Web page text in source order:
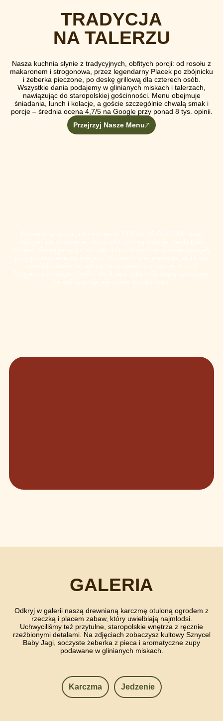
TRADYCJA
NA TALERZU
Nasza kuchnia słynie z tradycyjnych, obfitych porcji: od rosołu z
makaronem i strogonowa, przez legendarny Placek po zbójnicku
i żeberka pieczone, po deskę grillową dla czterech osób.
Wszystkie dania podajemy w glinianych miskach i talerzach,
nawiązując do staropolskiej gościnności. Menu obejmuje
śniadania, lunch i kolacje, a goście szczególnie chwalą smak i
porcje – średnia ocena 4,7/5 na Google przy ponad 8 tys. opinii.
Przejrzyj Nasze Menu
GALERIA
Odkryj w galerii naszą drewnianą karczmę otuloną ogrodem z
rzeczką i placem zabaw, który uwielbiają najmłodsi.
Uchwyciliśmy też przytulne, staropolskie wnętrza z ręcznie
rzeźbionymi detalami. Na zdjęciach zobaczysz kultowy Sznycel
Baby Jagi, soczyste żeberka z pieca i aromatyczne zupy
podawane w glinianych miskach.
Karczma Jedzenie